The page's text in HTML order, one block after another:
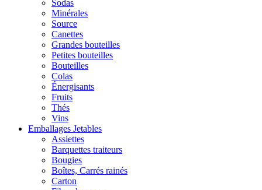
Sodas
Minérales
Source
Canettes
Grandes bouteilles
Petites bouteilles
Bouteilles
Colas
Énergisants
Fruits
Thés
Vins
Emballages Jetables
Assiettes
Barquettes traiteurs
Bougies
Boîtes, Carrés rainés
Carton